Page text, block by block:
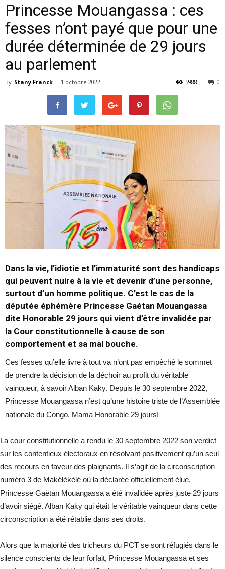
Princesse Mouangassa : ces
fesses n’ont payé que pour une
durée déterminée de 29 jours
au parlement
By Stany Franck - 1 octobre 2022 0
5988
Dans la vie, l’idiotie et l’immaturité sont des handicaps
qui peuvent nuire à la vie et devenir d’une personne,
surtout d’un homme politique. C’est le cas de la
députée éphémère Princesse Gaétan Mouangassa
dite Honorable 29 jours qui vient d’être invalidée par
la Cour constitutionnelle à cause de son
comportement et sa mal bouche.
Ces fesses qu’elle livre à tout va n’ont pas empêché le sommet
de prendre la décision de la déchoir au profit du véritable
vainqueur, à savoir Alban Kaky. Depuis le 30 septembre 2022,
Princesse Mouangassa n’est qu’une histoire triste de l’Assemblée
nationale du Congo. Mama Honorable 29 jours!
La cour constitutionnelle a rendu le 30 septembre 2022 son verdict
sur les contentieux électoraux en résolvant positivement qu’un seul
des recours en faveur des plaignants. Il s’agit de la circonscription
numéro 3 de Makélékélé où la déclarée officiellement élue,
Princesse Gaëtan Mouangassa a été invalidée après juste 29 jours
d’avoir siégé. Alban Kaky qui était le véritable vainqueur dans cette
circonscription a été rétablie dans ses droits.
Alors que la majorité des tricheurs du PCT se sont réfugiés dans le
silence conscients de leur forfait, Princesse Mouangassa et ses